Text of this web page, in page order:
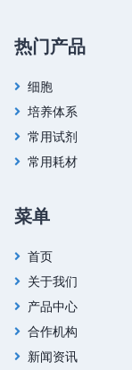
热门产品
细胞
培养体系
常用试剂
常用耗材
菜单
首页
关于我们
产品中心
合作机构
新闻资讯